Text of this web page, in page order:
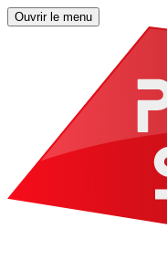
Ouvrir le menu